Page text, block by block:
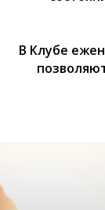
В Клубе